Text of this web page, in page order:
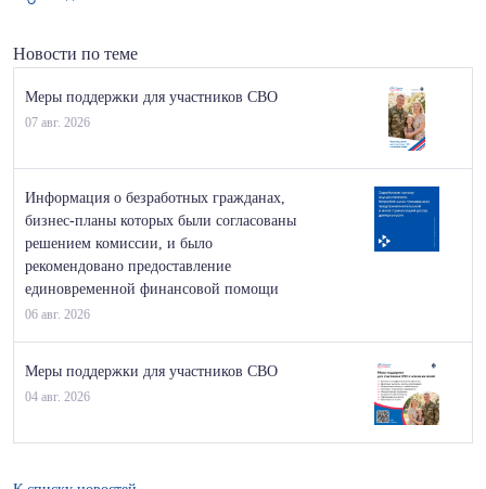
Новости по теме
Меры поддержки для участников СВО
07 авг. 2026
Информация о безработных гражданах,
бизнес-планы которых были согласованы
решением комиссии, и было
рекомендовано предоставление
единовременной финансовой помощи
06 авг. 2026
Меры поддержки для участников СВО
04 авг. 2026